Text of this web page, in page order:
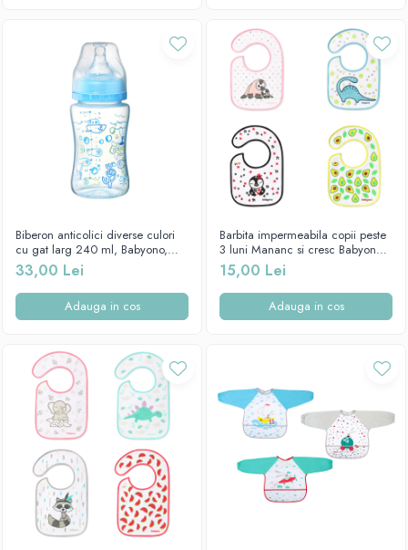
Biberon anticolici diverse culori
cu gat larg 240 ml, Babyono,
403
33,00 Lei
Adauga in cos
Barbita impermeabila copii peste
3 luni Mananc si cresc Babyono
831
15,00 Lei
Adauga in cos